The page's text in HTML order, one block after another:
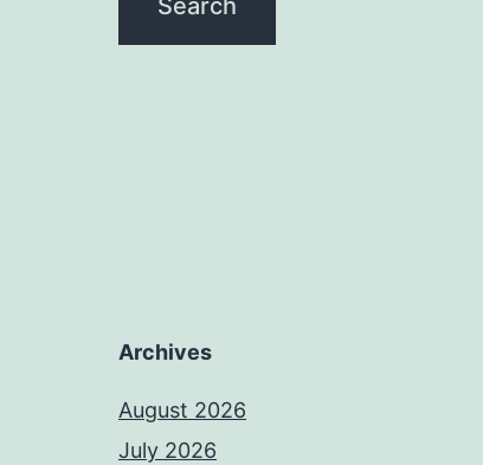
Archives
August 2026
July 2026